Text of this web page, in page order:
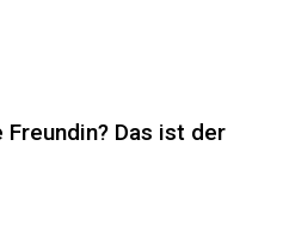
Das ist der